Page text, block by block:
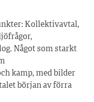
Kollektivavtal,
Något som starkt
kamp, med bilder
början av förra